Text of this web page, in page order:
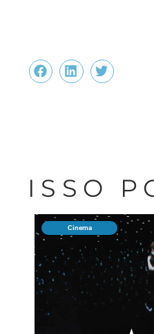
ISSO
Cinema